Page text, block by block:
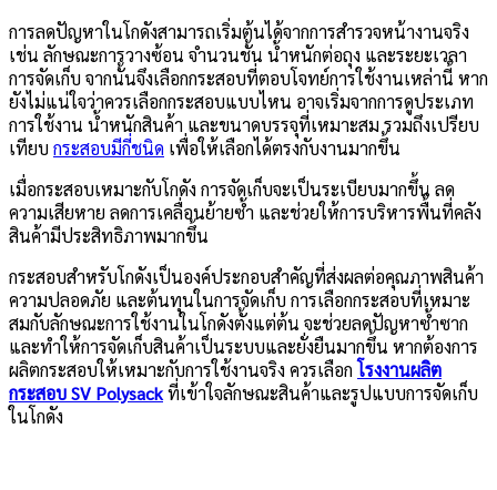
การลดปัญหาในโกดังสามารถเริ่มต้นได้จากการสำรวจหน้างานจริง
เช่น ลักษณะการวางซ้อน จำนวนชั้น น้ำหนักต่อถุง และระยะเวลา
การจัดเก็บ จากนั้นจึงเลือกกระสอบที่ตอบโจทย์การใช้งานเหล่านี้ หาก
ยังไม่แน่ใจว่าควรเลือกกระสอบแบบไหน อาจเริ่มจากการดูประเภท
การใช้งาน น้ำหนักสินค้า และขนาดบรรจุที่เหมาะสม รวมถึงเปรียบ
เทียบ กระสอบมีกี่ชนิด เพื่อให้เลือกได้ตรงกับงานมากขึ้น
เมื่อกระสอบเหมาะกับโกดัง การจัดเก็บจะเป็นระเบียบมากขึ้น ลด
ความเสียหาย ลดการเคลื่อนย้ายซ้ำ และช่วยให้การบริหารพื้นที่คลัง
สินค้ามีประสิทธิภาพมากขึ้น
กระสอบสำหรับโกดังเป็นองค์ประกอบสำคัญที่ส่งผลต่อคุณภาพสินค้า
ความปลอดภัย และต้นทุนในการจัดเก็บ การเลือกกระสอบที่เหมาะ
สมกับลักษณะการใช้งานในโกดังตั้งแต่ต้น จะช่วยลดปัญหาซ้ำซาก
และทำให้การจัดเก็บสินค้าเป็นระบบและยั่งยืนมากขึ้น หากต้องการ
ผลิตกระสอบให้เหมาะกับการใช้งานจริง ควรเลือก โรงงานผลิต
กระสอบ SV Polysackที่เข้าใจลักษณะสินค้าและรูปแบบการจัดเก็บ
ในโกดัง